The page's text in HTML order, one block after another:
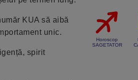
KUA să aibă
unic.
spirit
Horoscop
SAGETATOR